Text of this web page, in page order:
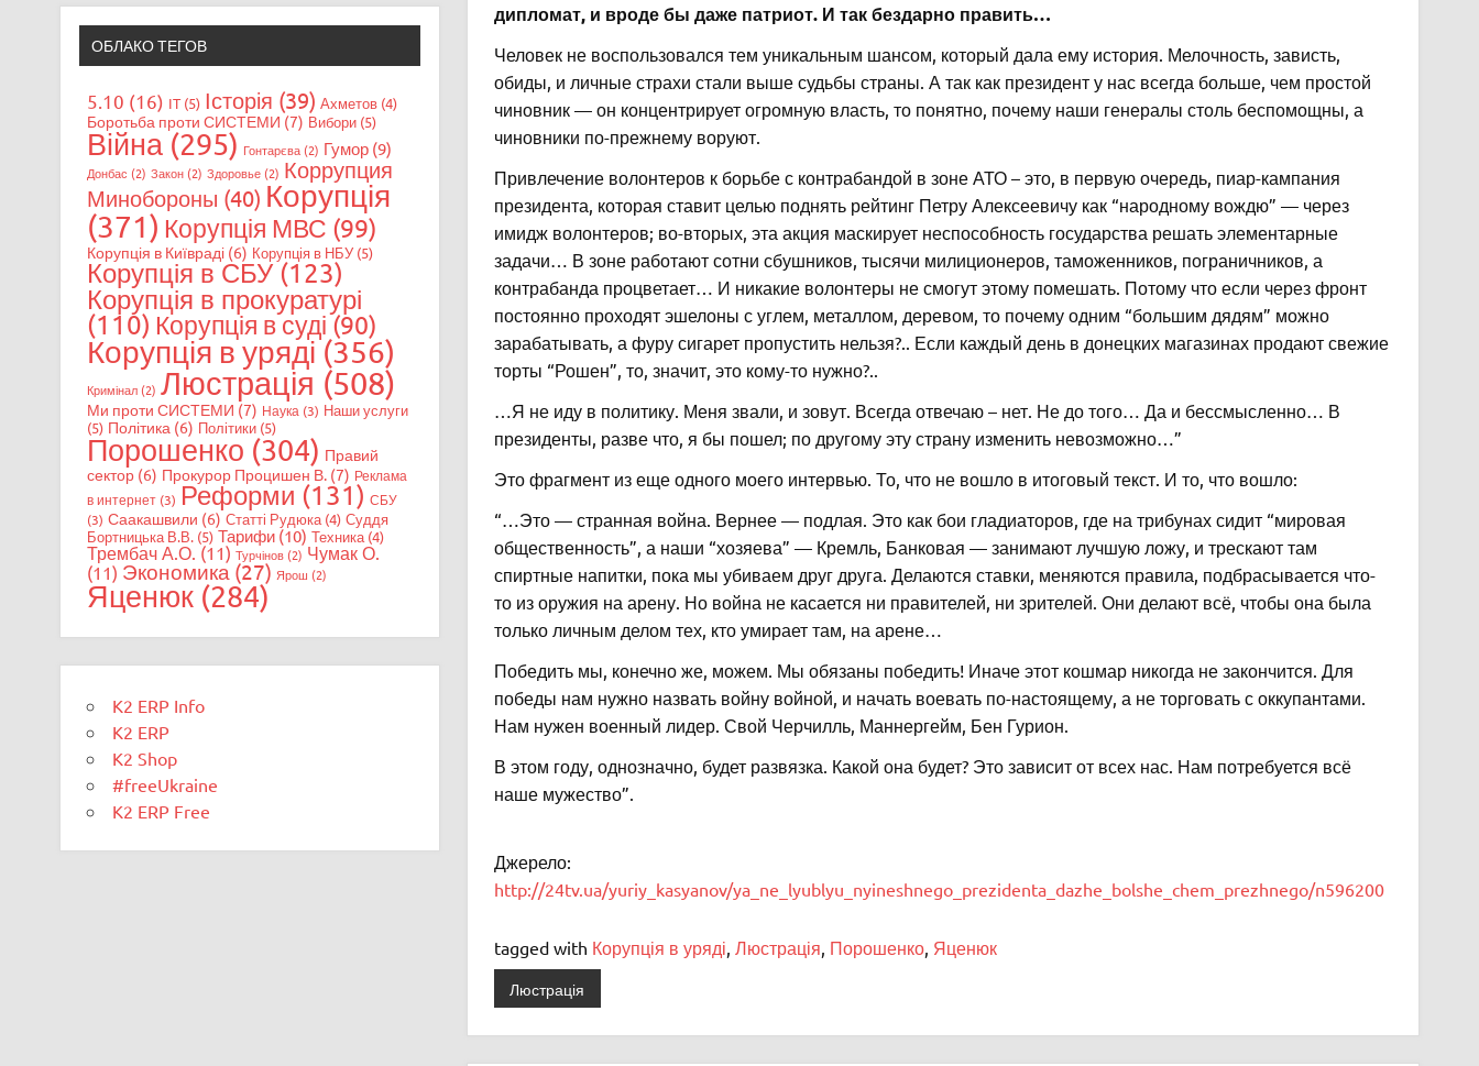
дипломат, и вроде бы даже патриот. И так бездарно править…
Человек не воспользовался тем уникальным шансом, который дала ему история. Мелочность, зависть,
обиды, и личные страхи стали выше судьбы страны. А так как президент у нас всегда больше, чем простой
чиновник — он концентрирует огромную власть, то понятно, почему наши генералы столь беспомощны, а
чиновники по-прежнему воруют.
Привлечение волонтеров к борьбе с контрабандой в зоне АТО – это, в первую очередь, пиар-кампания
президента, которая ставит целью поднять рейтинг Петру Алексеевичу как “народному вождю” — через
имидж волонтеров; во-вторых, эта акция маскирует неспособность государства решать элементарные
задачи… В зоне работают сотни сбушников, тысячи милиционеров, таможенников, пограничников, а
контрабанда процветает… И никакие волонтеры не смогут этому помешать. Потому что если через фронт
постоянно проходят эшелоны с углем, металлом, деревом, то почему одним “большим дядям” можно
зарабатывать, а фуру сигарет пропустить нельзя?.. Если каждый день в донецких магазинах продают свежие
торты “Рошен”, то, значит, это кому-то нужно?..
…Я не иду в политику. Меня звали, и зовут. Всегда отвечаю – нет. Не до того… Да и бессмысленно… В
президенты, разве что, я бы пошел; по другому эту страну изменить невозможно…”
Это фрагмент из еще одного моего интервью. То, что не вошло в итоговый текст. И то, что вошло:
“…Это — странная война. Вернее — подлая. Это как бои гладиаторов, где на трибунах сидит “мировая
общественность”, а наши “хозяева” — Кремль, Банковая — занимают лучшую ложу, и трескают там
спиртные напитки, пока мы убиваем друг друга. Делаются ставки, меняются правила, подбрасывается что-
то из оружия на арену. Но война не касается ни правителей, ни зрителей. Они делают всё, чтобы она была
только личным делом тех, кто умирает там, на арене…
Победить мы, конечно же, можем. Мы обязаны победить! Иначе этот кошмар никогда не закончится. Для
победы нам нужно назвать войну войной, и начать воевать по-настоящему, а не торговать с оккупантами.
Нам нужен военный лидер. Свой Черчилль, Маннергейм, Бен Гурион.
В этом году, однозначно, будет развязка. Какой она будет? Это зависит от всех нас. Нам потребуется всё
наше мужество”.
Джерело:
http://24tv.ua/yuriy_kasyanov/ya_ne_lyublyu_nyineshnego_prezidenta_dazhe_bolshe_chem_prezhnego/n596200
tagged with Корупція в уряді Люстрація Порошенко, Яценюк
Люстрація
ОБЛАКО ТЕГОВ
5.10 (16) IT(5) Історія (39) Ахметов(4)
Боротьба проти СИСТЕМИ (7) Вибори(5)
Війна(295) Гонтарєва(2) Гумор(9)
Донбас (2) Закон(2) Здоровье(2) Коррупция
Минобороны (40) Корупція
(371) Корупція МВС (99)
Корупція в Київраді(6) Корупція в НБУ(5)
Корупція в СБУ(123)
Корупція в прокуратурі
(110) Корупція в суді(90)
Корупція в уряді(356)
Кримінал(2) Люстрація (508)
Ми проти СИСТЕМИ (7) Наука(3) Наши услуги
(5) Політика (6) Політики(5)
Порошенко (304) Правий
сектор(6) Прокурор Процишен В.(7) Реклама
в интернет(3) Реформи (131) СБУ
(3) Саакашвили (6) Статті Рудюка(4) Суддя
Бортницька В.В.(5) Тарифи(10) Техника(4)
Трембач А.О. (11) Турчінов(2) Чумак О.
(11) Экономика (27) Ярош (2)
Яценюк(284)
K2 ERP Info
K2 ERP
K2 Shop
#freeUkraine
K2 ERP Free